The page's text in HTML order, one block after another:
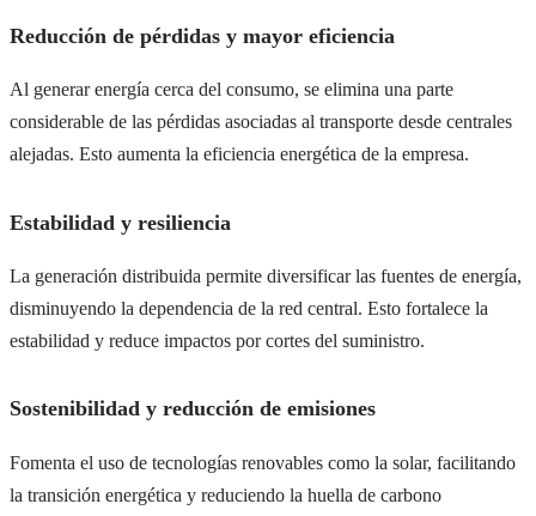
Reducción de pérdidas y mayor eficiencia
Al generar energía cerca del consumo, se elimina una parte
considerable de las pérdidas asociadas al transporte desde centrales
alejadas. Esto aumenta la eficiencia energética de la empresa.
Estabilidad y resiliencia
La generación distribuida permite diversificar las fuentes de energía,
disminuyendo la dependencia de la red central. Esto fortalece la
estabilidad y reduce impactos por cortes del suministro.
Sostenibilidad y reducción de emisiones
Fomenta el uso de tecnologías renovables como la solar, facilitando
la transición energética y reduciendo la huella de carbono